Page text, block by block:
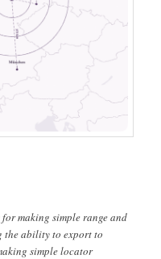
making simple range and
the ability to export to
simple locator